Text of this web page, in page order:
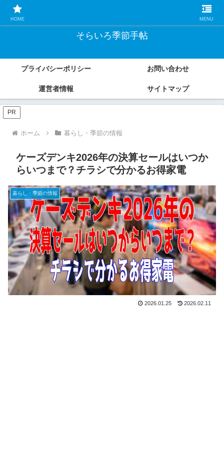
こもれの暮らし目線で解説する、四季のイベント攻略・トレンド情報ガイド
そらいろ季節手帖
プライバシーポリシー お問い合わせ
運営者情報 サイトマップ
PR
ホーム 暮らし・季節の情報
ケーズデンキ2026年の決算セールはいつか
らいつまで？チラシで分かるお得家電
暮らし・季節の情報
2026.01.25 2026.02.11
HOME MENU